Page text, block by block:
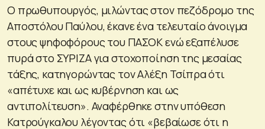
Ο πρωθυπουργός, μιλώντας στον πεζόδρομο της
Αποστόλου Παύλου, έκανε ένα τελευταίο άνοιγμα
στους ψηφοφόρους του ΠΑΣΟΚ ενώ εξαπέλυσε
πυρά στο ΣΥΡΙΖΑ για στοχοποίηση της μεσαίας
τάξης, κατηγορώντας τον Αλέξη Τσίπρα ότι
«απέτυχε και ως κυβέρνηση και ως
αντιπολίτευση». Αναφέρθηκε στην υπόθεση
Κατρούγκαλου λέγοντας ότι «βεβαίωσε ότι η